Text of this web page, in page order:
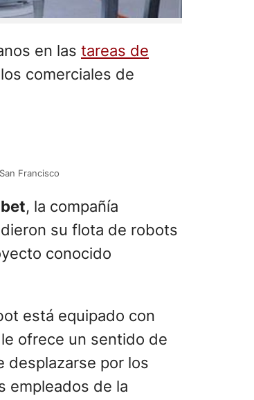
en las tareas de
comerciales de
Francisco
, la compañía
su flota de robots
conocido
está equipado con
ofrece un sentido de
desplazarse por los
empleados de la